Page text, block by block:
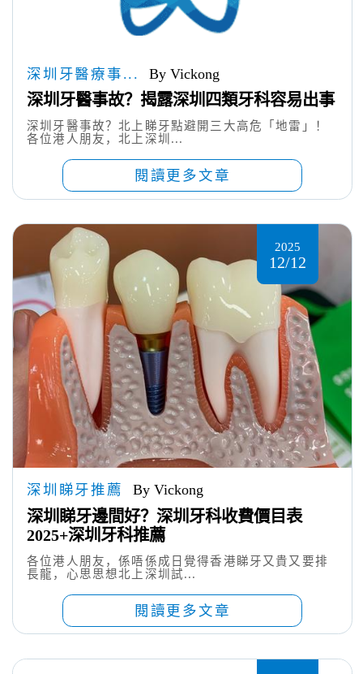
深圳牙醫療事... By Vickong
深圳牙醫事故？揭露深圳四類牙科容易出事
深圳牙醫事故？北上睇牙點避開三大高危「地雷」！
各位港人朋友，北上深圳...
閱讀更多文章
2025
12/12
深圳睇牙推薦 By Vickong
深圳睇牙邊間好？深圳牙科收費價目表
2025+深圳牙科推薦
各位港人朋友，係唔係成日覺得香港睇牙又貴又要排
長龍，心思思想北上深圳試...
閱讀更多文章